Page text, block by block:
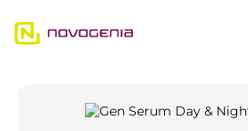
Zum Hauptinhalt springen
Bildergalerie überspringen